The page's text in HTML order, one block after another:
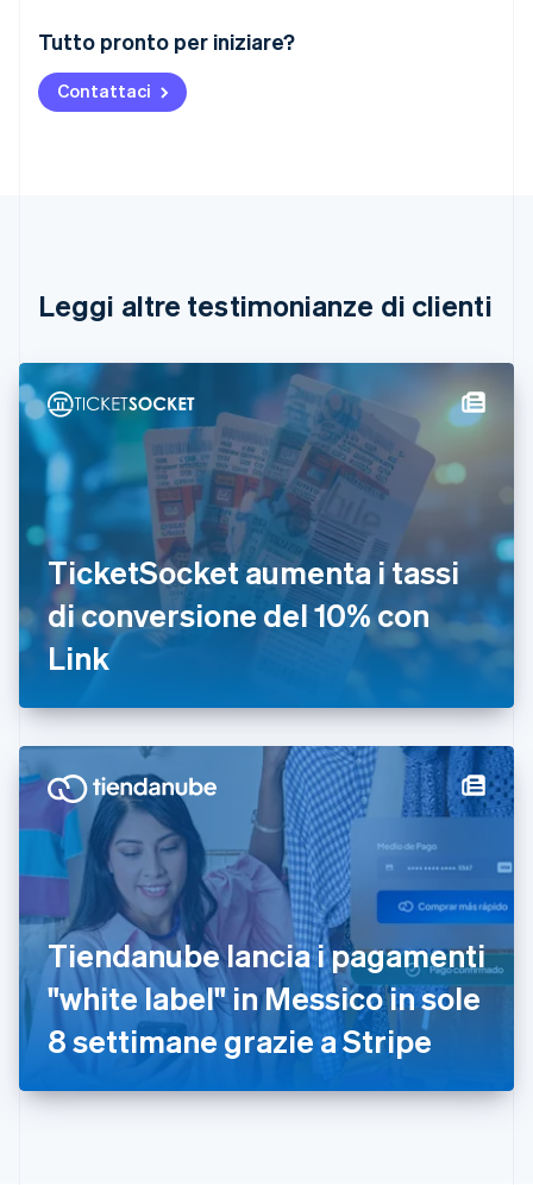
Tutto pronto per iniziare?
Contattaci
Leggi altre testimonianze di clienti
TicketSocket aumenta i tassi
di conversione del 10% con
Link
Tiendanube lancia i pagamenti
"white label" in Messico in sole
8 settimane grazie a Stripe
Australia
English
Austria
DeutschEnglish
English Français
Cina continentale
Cipro
English
Croazia
Italiano
Danimarca
English
Emirati Arabi Uniti
English
Estonia
English
Finlandia
EnglishSvenska
Francia
Germania
Giappone
日本語English
Gibilterra
English
Grecia
English
India
English
Irlanda
English
Italia
Italiano English
Lettonia
Liechtenstein